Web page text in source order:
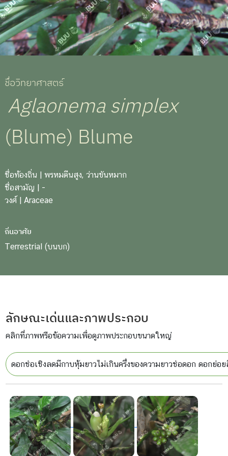
ชื่อวิทยาศาสตร์
Aglaonema simplex
(Blume) Blume
ชื่อท้องถิ่น | พรหมตีนสูง, ว่านขันหมาก
ชื่อสามัญ | -
วงศ์ | Araceae
ถิ่นอาศัย
Terrestrial (บนบก)
ลักษณะเด่นและภาพประกอบ
คลิกที่ภาพหรือข้อความเพื่อดูภาพประกอบขนาดใหญ่
ดอกช่อเชิงลดมีกาบหุ้มยาวไม่เกินครึ่งของความยาวช่อดอก ดอกย่อย